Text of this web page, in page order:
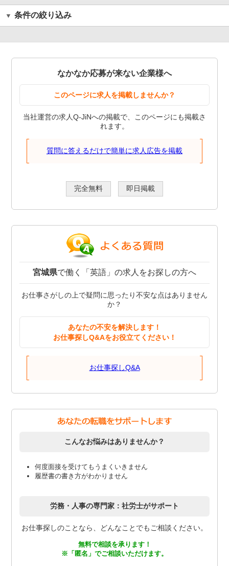
条件の絞り込み
なかなか応募が来ない企業様へ
このページに求人を掲載しませんか？
当社運営の求人Q-JiNへの掲載で、このページにも掲載さ
れます。
質問に答えるだけで簡単に求人広告を掲載
完全無料 即日掲載
宮城県で働く「英語」の求人をお探しの方へ
お仕事さがしの上で疑問に思ったり不安な点はありません
か？
あなたの不安を解決します！
お仕事探しQ&Aをお役立てください！
お仕事探しQ&A
こんなお悩みはありませんか？
何度面接を受けてもうまくいきません
履歴書の書き方がわかりません
労務・人事の専門家：社労士がサポート
お仕事探しのことなら、どんなことでもご相談ください。
無料で相談を承ります！
※「匿名」でご相談いただけます。